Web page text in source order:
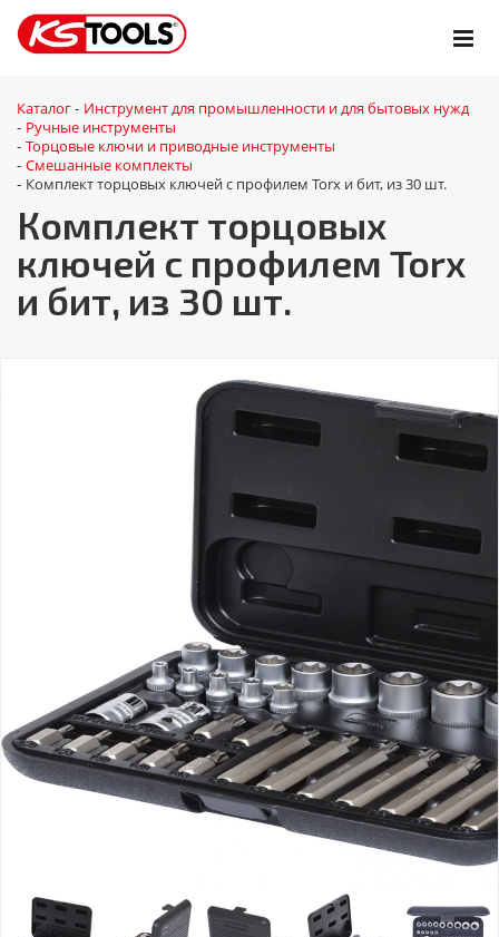
Каталог - Инструмент для промышленности и для бытовых нужд
- Ручные инструменты
- Торцовые ключи и приводные инструменты
- Смешанные комплекты
- Комплект торцовых ключей с профилем Torx и бит, из 30 шт.
Комплект торцовых
ключей с профилем Torx
и бит, из 30 шт.